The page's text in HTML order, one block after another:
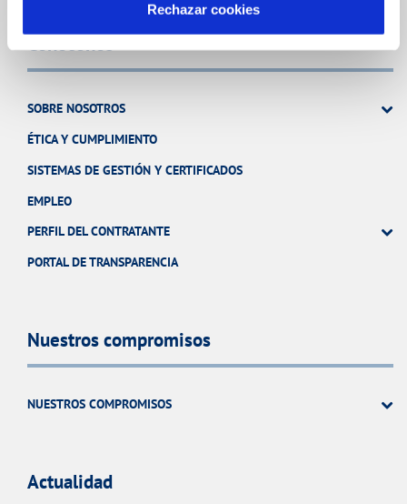
Rechazar cookies
Conócenos
SOBRE NOSOTROS
ÉTICA Y CUMPLIMIENTO
SISTEMAS DE GESTIÓN Y CERTIFICADOS
EMPLEO
PERFIL DEL CONTRATANTE
PORTAL DE TRANSPARENCIA
Nuestros compromisos
NUESTROS COMPROMISOS
Actualidad